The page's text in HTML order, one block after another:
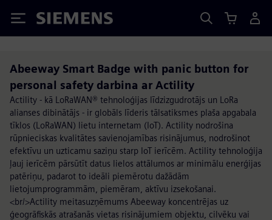
Siemens
Abeeway Smart Badge with panic button for
personal safety darbina ar Actility
Actility - kā LoRaWAN® tehnoloģijas līdzizgudrotājs un LoRa
alianses dibinātājs - ir globāls līderis tālsatiksmes plaša apgabala
tīklos (LoRaWAN) lietu internetam (IoT). Actility nodrošina
rūpnieciskas kvalitātes savienojamības risinājumus, nodrošinot
efektīvu un uzticamu saziņu starp IoT ierīcēm. Actility tehnoloģija
ļauj ierīcēm pārsūtīt datus lielos attālumos ar minimālu enerģijas
patēriņu, padarot to ideāli piemērotu dažādām
lietojumprogrammām, piemēram, aktīvu izsekošanai.
<br/>Actility meitasuzņēmums Abeeway koncentrējas uz
ģeogrāfiskās atrašanās vietas risinājumiem objektu, cilvēku vai